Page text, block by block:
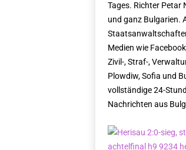
Tages. Richter Petar
und ganz Bulgarien.
Medien wie
Zivil-, Straf-,
Plowdiw, Sofia und
vollständige 24-
Nachrichten aus